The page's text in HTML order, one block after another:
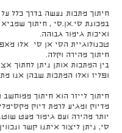
חיתוך מתכות נעשה בדרך כלל
במכונת סי.אן.סי , חיתוך שמביא
ואיכות גימור גבוהה.
טכנולוגיית הסי אן סי אלו
חיתוך מהירה וקלה.
בין המתכות אותן ניתן לחתוך
ופליז ואלו המתכות שבהן אנו
חיתוך לייזר הוא חיתוך
מדיוק ומגיע לרמת דיוק
יותר מהירה ועם גימור מעט
סי, ניתן ליצור איתנו קשר